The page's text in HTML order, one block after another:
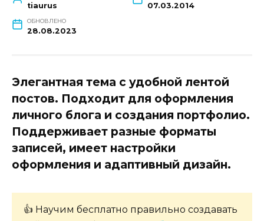
tiaurus 07.03.2014
ОБНОВЛЕНО
28.08.2023
Элегантная тема с удобной лентой
постов. Подходит для оформления
личного блога и создания портфолио.
Поддерживает разные форматы
записей, имеет настройки
оформления и адаптивный дизайн.
👍 Научим бесплатно правильно создавать